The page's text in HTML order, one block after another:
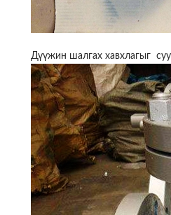
Дүүжин шалгах хавхлагыг